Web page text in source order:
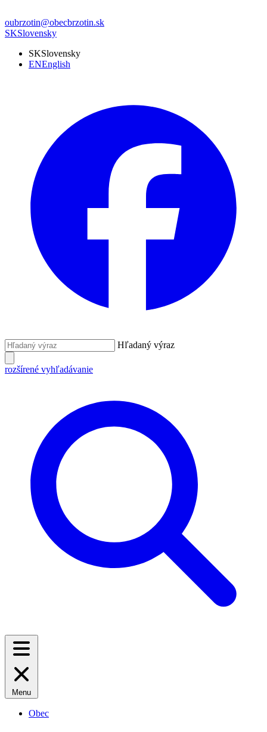
oubrzotin@obecbrzotin.sk
SKSlovensky
SKSlovensky
ENEnglish
Hľadaný výraz
rozšírené vyhľadávanie
Menu
Obec